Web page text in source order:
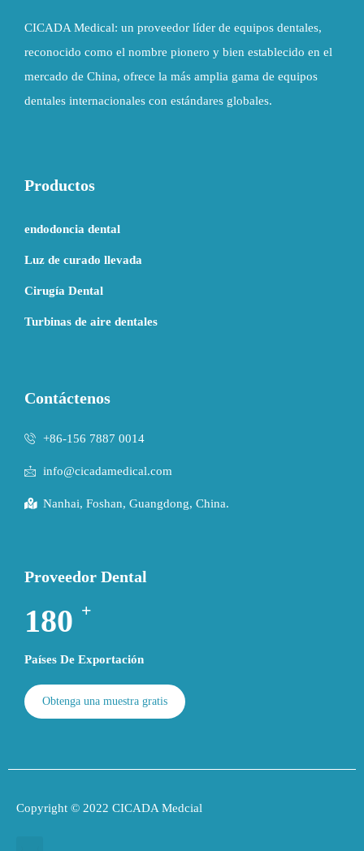
CICADA Medical: un proveedor líder de equipos dentales,
reconocido como el nombre pionero y bien establecido en el
mercado de China, ofrece la más amplia gama de equipos
dentales internacionales con estándares globales.
Productos
endodoncia dental
Luz de curado llevada
Cirugía Dental
Turbinas de aire dentales
Contáctenos
+86-156 7887 0014
info@cicadamedical.com
Nanhai, Foshan, Guangdong, China.
Proveedor Dental
193 +
Países De Exportación
Obtenga una muestra gratis
Copyright © 2022 CICADA Medcial